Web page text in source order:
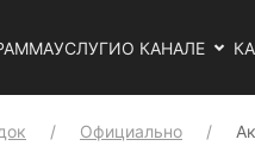
УСЛУГИО КАНАЛЕ
Официально